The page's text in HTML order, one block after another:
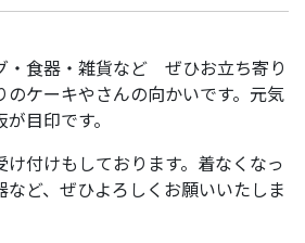
・食器・雑貨など ぜひお立ち寄り
のケーキやさんの向かいです。元気
目印です。
付けもしております。着なくなっ
など、ぜひよろしくお願いいたしま